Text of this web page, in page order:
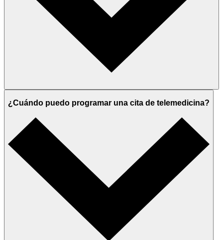
¿Cuándo puedo programar una cita de telemedicina?